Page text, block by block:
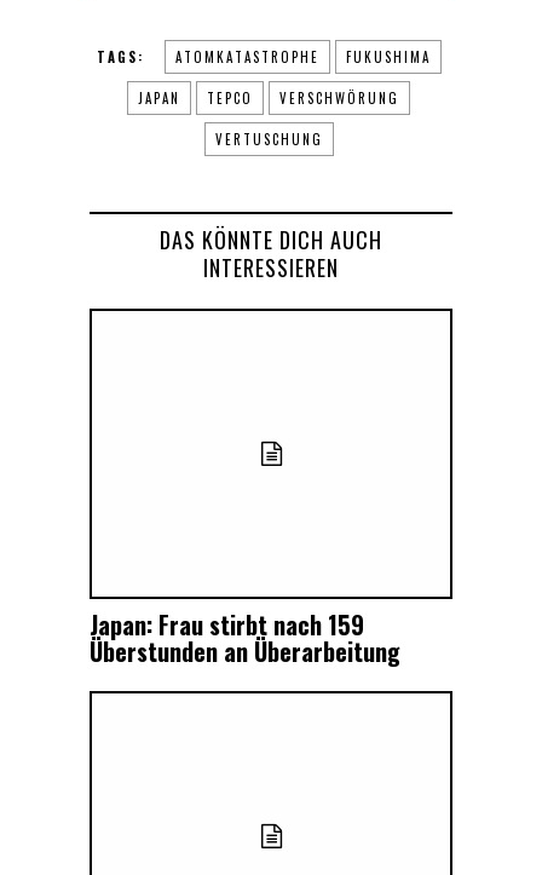
TAGS: ATOMKATASTROPHE FUKUSHIMA
JAPAN TEPCO VERSCHWÖRUNG
VERTUSCHUNG
DAS KÖNNTE DICH AUCH
INTERESSIEREN
Japan: Frau stirbt nach 159
Überstunden an Überarbeitung